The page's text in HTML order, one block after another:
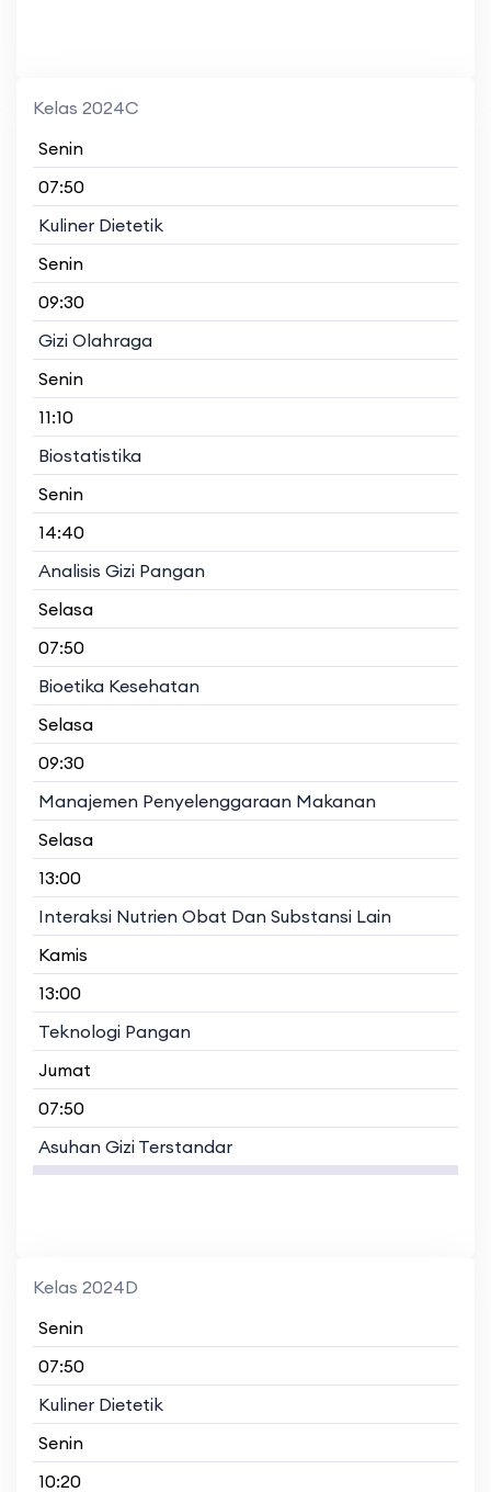
Kelas 2024C
Senin
07:50
Kuliner Dietetik
Senin
09:30
Gizi Olahraga
Senin
11:10
Biostatistika
Senin
14:40
Analisis Gizi Pangan
Selasa
07:50
Bioetika Kesehatan
Selasa
09:30
Manajemen Penyelenggaraan Makanan
Selasa
13:00
Interaksi Nutrien Obat Dan Substansi Lain
Kamis
13:00
Teknologi Pangan
Jumat
07:50
Asuhan Gizi Terstandar
Kelas 2024D
Senin
07:50
Kuliner Dietetik
Senin
10:20